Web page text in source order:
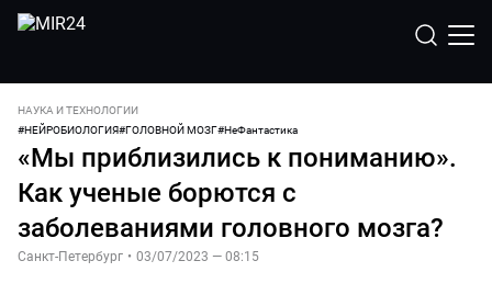
НАУКА И ТЕХНОЛОГИИ
#НЕЙРОБИОЛОГИЯ#ГОЛОВНОЙ МОЗГ#НеФантастика
«Мы приблизились к пониманию».
Как ученые борются с
заболеваниями головного мозга?
Санкт-Петербург • 03/07/2023 — 08:15